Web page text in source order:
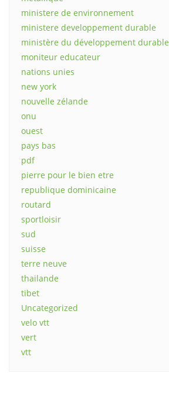
ministere de environnement
ministere developpement durable
ministère du développement durable
moniteur educateur
nations unies
new york
nouvelle zélande
onu
ouest
pays bas
pdf
pierre pour le bien etre
republique dominicaine
routard
sportloisir
sud
suisse
terre neuve
thailande
tibet
Uncategorized
velo vtt
vert
vtt